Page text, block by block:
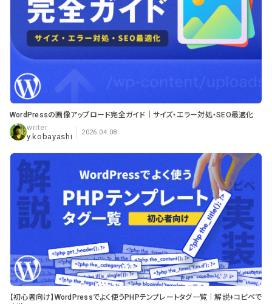
WordPressの画像アップロード完全ガイド｜サイズ・エラー対処・SEO最適化
y.kobayashi 2026.04.08
【初心者向け】WordPressでよく使うPHPテンプレートタグ一覧｜解説+コピペで